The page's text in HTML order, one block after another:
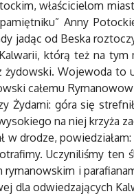
właścicielom
Anny
jadąc od Beska
którą też na
Wojewoda to
całemu
Żydami: góra się
na niej krzyża
drodze,
Uczyniliśmy ten
i
dla odwiedzających